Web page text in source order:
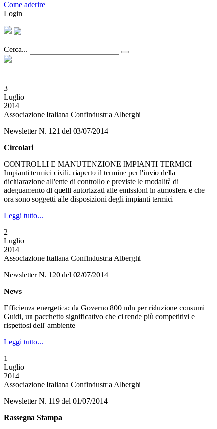
Come aderire
Login
Cerca...
3
Luglio
2014
Associazione Italiana Confindustria Alberghi
Newsletter N. 121 del 03/07/2014
Circolari
CONTROLLI E MANUTENZIONE IMPIANTI TERMICI
Impianti termici civili: riaperto il termine per l'invio della
dichiarazione all'ente di controllo e previste le modalità di
adeguamento di quelli autorizzati alle emissioni in atmosfera e che
ora sono soggetti alle disposizioni degli impianti termici
Leggi tutto...
2
Luglio
2014
Associazione Italiana Confindustria Alberghi
Newsletter N. 120 del 02/07/2014
News
Efficienza energetica: da Governo 800 mln per riduzione consumi
Guidi, un pacchetto significativo che ci rende più competitivi e
rispettosi dell' ambiente
Leggi tutto...
1
Luglio
2014
Associazione Italiana Confindustria Alberghi
Newsletter N. 119 del 01/07/2014
Rassegna Stampa